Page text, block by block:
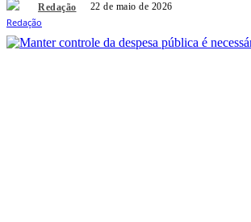
Redação 22 de maio de 2026